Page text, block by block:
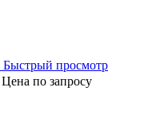
Быстрый просмотр
Цена по запросу